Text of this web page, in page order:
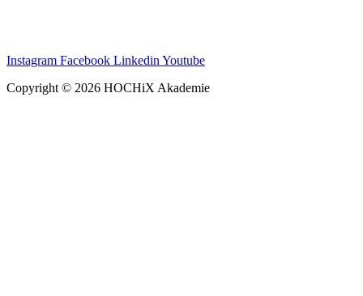
Instagram Facebook Linkedin Youtube
Copyright © 2026 HOCHiX Akademie